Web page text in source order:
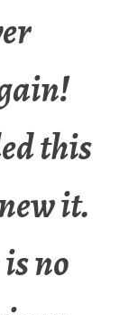
this
it.
no